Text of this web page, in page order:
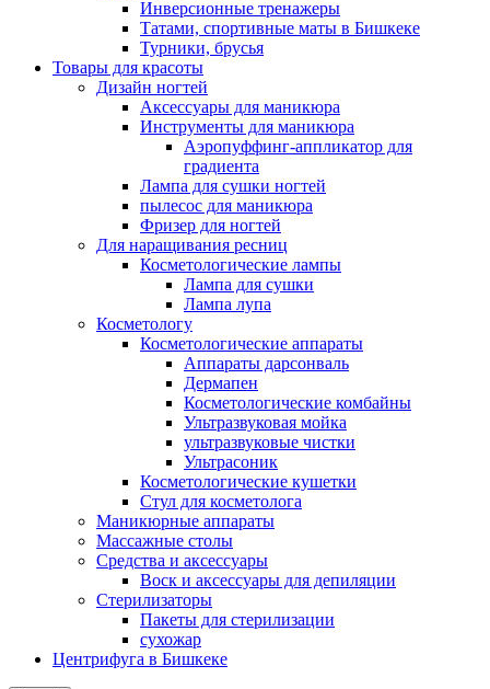
Инверсионные тренажеры
Татами, спортивные маты в Бишкеке
Турники, брусья
Товары для красоты
Дизайн ногтей
Аксессуары для маникюра
Инструменты для маникюра
Аэропуффинг-аппликатор для
градиента
Лампа для сушки ногтей
пылесос для маникюра
Фризер для ногтей
Для наращивания ресниц
Косметологические лампы
Лампа для сушки
Лампа лупа
Косметологу
Косметологические аппараты
Аппараты дарсонваль
Дермапен
Косметологические комбайны
Ультразвуковая мойка
ультразвуковые чистки
Ультрасоник
Косметологические кушетки
Стул для косметолога
Маникюрные аппараты
Массажные столы
Средства и аксессуары
Воск и аксессуары для депиляции
Стерилизаторы
Пакеты для стерилизации
сухожар
Центрифуга в Бишкеке